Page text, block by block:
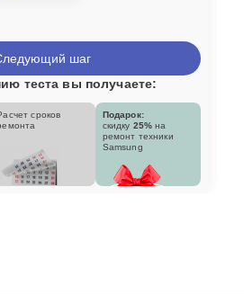
шаг
теста вы получаете:
сроков
Подарок:
скидку 25% на
ремонт техники
Samsung